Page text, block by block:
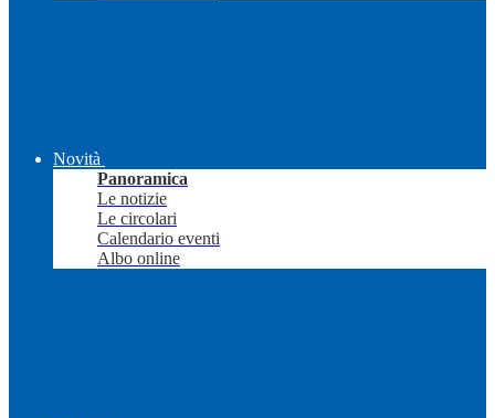
Novità
Panoramica
Le notizie
Le circolari
Calendario eventi
Albo online